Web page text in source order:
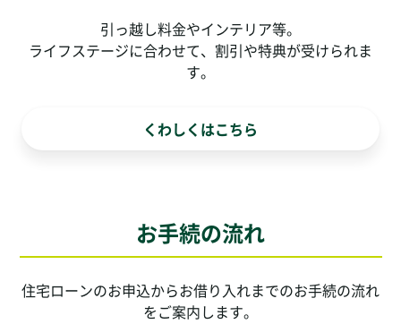
引っ越し料金やインテリア等。
ライフステージに合わせて、割引や特典が受けられま
す。
くわしくはこちら
お手続の流れ
住宅ローンのお申込からお借り入れまでのお手続の流れ
をご案内します。